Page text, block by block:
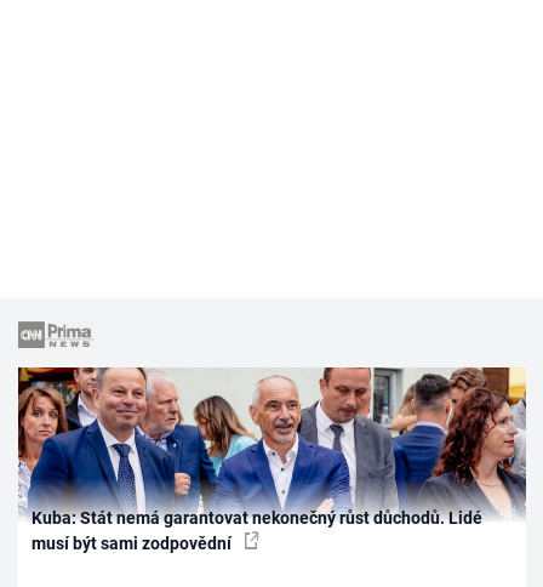
Kuba: Stát nemá garantovat nekonečný růst důchodů. Lidé
musí být sami zodpovědní